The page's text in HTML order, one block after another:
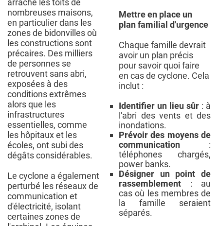
arraché les toits de
nombreuses maisons,
en particulier dans les
zones de bidonvilles où
les constructions sont
précaires. Des milliers
de personnes se
retrouvent sans abri,
exposées à des
conditions extrêmes
alors que les
infrastructures
essentielles, comme
les hôpitaux et les
écoles, ont subi des
dégâts considérables.
Le cyclone a également
perturbé les réseaux de
communication et
d'électricité, isolant
certaines zones de
Mettre en place un
plan familial d'urgence
Chaque famille devrait
avoir un plan précis
pour savoir quoi faire
en cas de cyclone. Cela
inclut :
Identifier un lieu sûr : à
l'abri des vents et des
inondations.
Prévoir des moyens de
communication :
téléphones chargés,
power banks.
Désigner un point de
rassemblement : au
cas où les membres de
la famille seraient
séparés.